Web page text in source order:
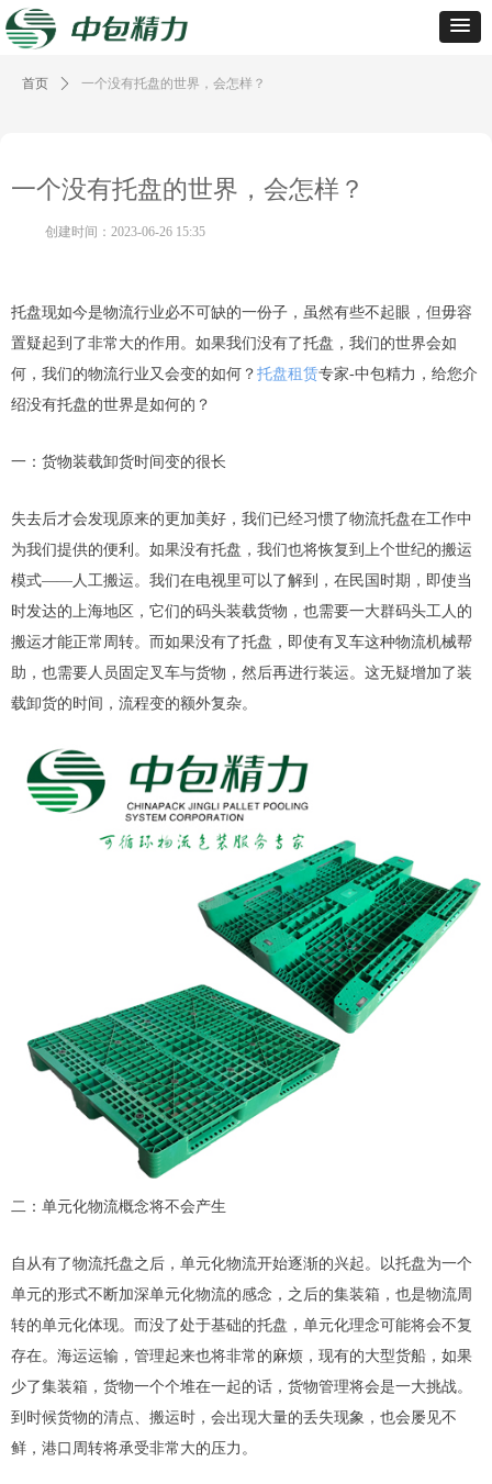
一个没有托盘的世界，会怎样？
托盘现如今是物流行业必不可缺的一份子，虽然有些不起眼，但毋容
置疑起到了非常大的作用。如果我们没有了托盘，我们的世界会如
何，我们的物流行业又会变的如何？ 托盘租赁专家-中包精力，给您介
绍没有托盘的世界是如何的？
一：货物装载卸货时间变的很长
失去后才会发现原来的更加美好，我们已经习惯了物流托盘在工作中
为我们提供的便利。如果没有托盘，我们也将恢复到上个世纪的搬运
模式——人工搬运。我们在电视里可以了解到，在民国时期，即使当
时发达的上海地区，它们的码头装载货物，也需要一大群码头工人的
搬运才能正常周转。而如果没有了托盘，即使有叉车这种物流机械帮
助，也需要人员固定叉车与货物，然后再进行装运。这无疑增加了装
载卸货的时间，流程变的额外复杂。
二：单元化物流概念将不会产生
自从有了物流托盘之后，单元化物流开始逐渐的兴起。以托盘为一个
单元的形式不断加深单元化物流的感念，之后的集装箱，也是物流周
转的单元化体现。而没了处于基础的托盘，单元化理念可能将会不复
存在。海运运输，管理起来也将非常的麻烦，现有的大型货船，如果
少了集装箱，货物一个个堆在一起的话，货物管理将会是一大挑战。
到时候货物的清点、搬运时，会出现大量的丢失现象，也会屡见不
鲜，港口周转将承受非常大的压力。
创建时间： 2023-06-26 15:35
首页 ꄲ 一个没有托盘的世界，会怎样？